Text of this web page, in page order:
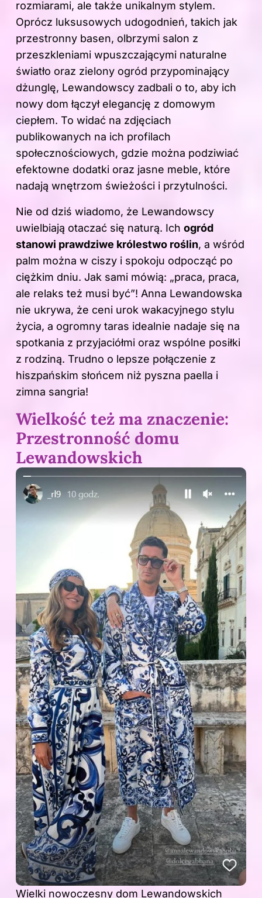
rozmiarami, ale także unikalnym stylem.
Oprócz luksusowych udogodnień, takich jak
przestronny basen, olbrzymi salon z
przeszkleniami wpuszczającymi naturalne
światło oraz zielony ogród przypominający
dżunglę, Lewandowscy zadbali o to, aby ich
nowy dom łączył elegancję z domowym
ciepłem. To widać na zdjęciach
publikowanych na ich profilach
społecznościowych, gdzie można podziwiać
efektowne dodatki oraz jasne meble, które
nadają wnętrzom świeżości i przytulności.
Nie od dziś wiadomo, że Lewandowscy
uwielbiają otaczać się naturą. Ich ogród
stanowi prawdziwe królestwo roślin, a wśród
palm można w ciszy i spokoju odpocząć po
ciężkim dniu. Jak sami mówią: „praca, praca,
ale relaks też musi być”! Anna Lewandowska
nie ukrywa, że ceni urok wakacyjnego stylu
życia, a ogromny taras idealnie nadaje się na
spotkania z przyjaciółmi oraz wspólne posiłki
z rodziną. Trudno o lepsze połączenie z
hiszpańskim słońcem niż pyszna paella i
zimna sangria!
Wielkość też ma znaczenie:
Przestronność domu
Lewandowskich
Wielki nowoczesny dom Lewandowskich